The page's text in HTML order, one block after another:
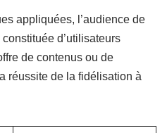
appliquées, l’audience de
d’utilisateurs
de contenus ou de
réussite de la fidélisation à